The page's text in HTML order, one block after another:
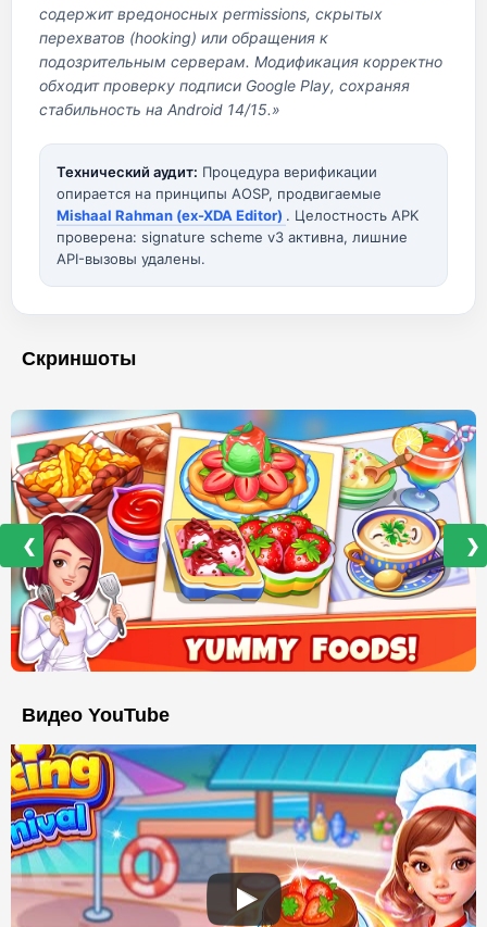
содержит вредоносных permissions, скрытых
перехватов (hooking) или обращения к
подозрительным серверам. Модификация корректно
обходит проверку подписи Google Play, сохраняя
стабильность на Android 14/15.»
Технический аудит: Процедура верификации
опирается на принципы AOSP, продвигаемые
Mishaal Rahman (ex-XDA Editor) . Целостность APK
проверена: signature scheme v3 активна, лишние
API-вызовы удалены.
Скриншоты
❮ ❯
Видео YouTube